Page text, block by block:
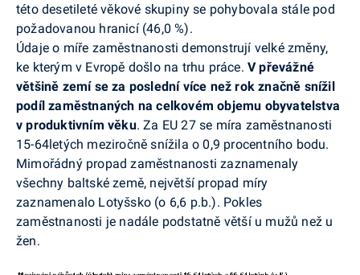
této desetileté věkové skupiny se pohybovala stále pod
požadovanou hranicí (46,0 %).
Údaje o míře zaměstnanosti demonstrují velké změny,
ke kterým v Evropě došlo na trhu práce. V převážné
většině zemí se za poslední více než rok značně snížil
podíl zaměstnaných na celkovém objemu obyvatelstva
v produktivním věku. Za EU 27 se míra zaměstnanosti
15-64letých meziročně snížila o 0,9 procentního bodu.
Mimořádný propad zaměstnanosti zaznamenaly
všechny baltské země, největší propad míry
zaznamenalo Lotyšsko (o 6,6 p.b.). Pokles
zaměstnanosti je nadále podstatně větší u mužů než u
žen.